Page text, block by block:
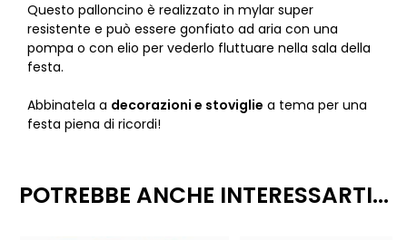
Questo palloncino è realizzato in mylar super
resistente e può essere gonfiato ad aria con una
pompa o con elio per vederlo fluttuare nella sala della
festa.
Abbinatela a decorazioni e stoviglie a tema per una
festa piena di ricordi!
POTREBBE ANCHE INTERESSARTI...